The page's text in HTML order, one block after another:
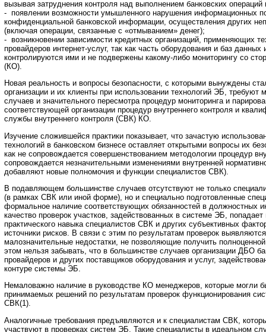
вызывая затруднения контроля над выполнением банковских
- появлении возможности умышленного нарушения информационных
конфиденциальной банковской информации, осуществления других
(включая операции, связанные с «отмыванием» денег);
- возникновении зависимости кредитных организаций, применяющих
провайдеров интернет-услуг, так как часть оборудования и баз
контролируются ими и не подвержены какому-либо мониторингу со
(КО).
Новая реальность и вопросы безопасности, с которыми вынуждены
организации и их клиенты при использовании технологий ЭБ, требуют
случаев и значительного пересмотра процедур мониторинга и
соответствующей организации процедур внутреннего контроля и
службы внутреннего контроля (СВК) КО.
Изучение сложившейся практики показывает, что зачастую
технологий в банковском бизнесе оставляет открытыми вопросы их
как не сопровождается совершенствованием методологии процедур
сопровождается незначительными изменениями внутренней
добавляют новые полномочия и функции специалистов СВК).
В подавляющем большинстве случаев отсутствуют не только
(в рамках СВК или иной форме), но и специально подготовленные
формальное наличие соответствующих обязанностей в должностных
качество проверок участков, задействованных в системе ЭБ, попадает
практического навыка специалистов СВК и других субъективных
источники рисков. В связи с этим по результатам проверок
малозначительные недостатки, не позволяющие получить
этом нельзя забывать, что в большинстве случаев организации ДБО
провайдеров и других поставщиков оборудования и услуг,
контуре системы ЭБ.
Немаловажно наличие в руководстве КО менеджеров, которые могли
принимаемых решений по результатам проверок функционирования
СВК(1).
Аналогичные требования предъявляются и к специалистам СВК,
участвуют в проверках систем ЭБ. Такие специалисты в идеальном